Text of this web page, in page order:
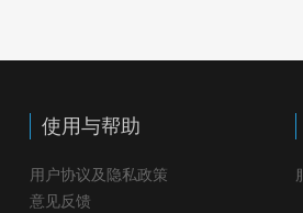
使用与帮助
用户协议及隐私政策
意见反馈